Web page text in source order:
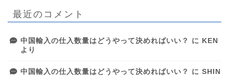
最近のコメント
中国輸入の仕入数量はどうやって決めればいい？ に KEN
より
中国輸入の仕入数量はどうやって決めればいい？ に SHIN